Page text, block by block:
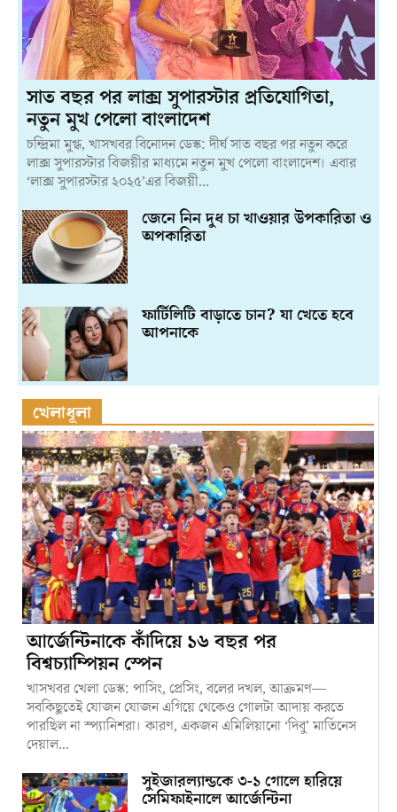
সাত বছর পর লাক্স সুপারস্টার প্রতিযোগিতা,
নতুন মুখ পেলো বাংলাদেশ
চন্দ্রিমা মুগ্ধ, খাসখবর বিনোদন ডেস্ক: দীর্ঘ সাত বছর পর নতুন করে
লাক্স সুপারস্টার বিজয়ীর মাধ্যমে নতুন মুখ পেলো বাংলাদেশ। এবার
‘লাক্স সুপারস্টার ২০২৫’এর বিজয়ী...
জেনে নিন দুধ চা খাওয়ার উপকারিতা ও
অপকারিতা
ফার্টিলিটি বাড়াতে চান? যা খেতে হবে
আপনাকে
খেলাধূলা
আর্জেন্টিনাকে কাঁদিয়ে ১৬ বছর পর
বিশ্বচ্যাম্পিয়ন স্পেন
খাসখবর খেলা ডেস্ক: পাসিং, প্রেসিং, বলের দখল, আক্রমণ—
সবকিছুতেই যোজন যোজন এগিয়ে থেকেও গোলটা আদায় করতে
পারছিল না স্প্যানিশরা। কারণ, একজন এমিলিয়ানো ‘দিবু’ মার্তিনেস
দেয়াল...
সুইজারল্যান্ডকে ৩-১ গোলে হারিয়ে
সেমিফাইনালে আর্জেন্টিনা